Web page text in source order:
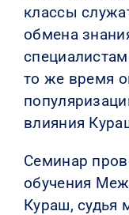
классы
обмена
то же время
влияния
Семинар
обучения
Кураш, судья